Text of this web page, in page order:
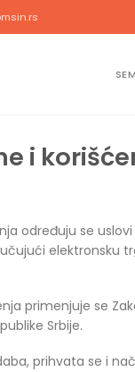
i
određuju se
elektronsku
primenjuje se
Srbije.
prihvata se i